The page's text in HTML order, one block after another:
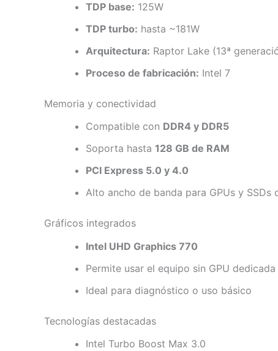
TDP base: 125W
TDP turbo: hasta ~181W
Arquitectura: Raptor Lake (13ª
Proceso de fabricación: Intel 7
Memoria y conectividad
Compatible con DDR4 y DDR5
Soporta hasta 128 GB de RAM
PCI Express 5.0 y 4.0
Alto ancho de banda para GPUs y SSDs
Gráficos integrados
Intel UHD Graphics 770
Permite usar el equipo sin GPU dedicada
Ideal para diagnóstico o uso básico
Tecnologías destacadas
Intel Turbo Boost Max 3.0